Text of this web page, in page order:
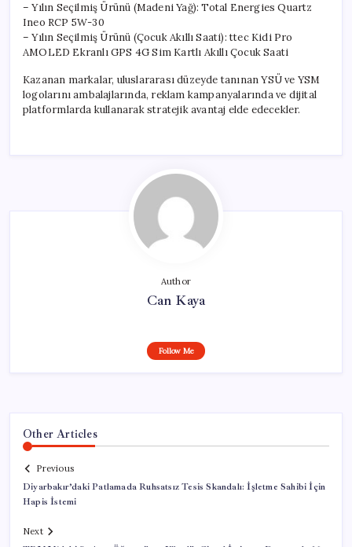
– Yılın Seçilmiş Ürünü (Madeni Yağ): Total Energies Quartz
Ineo RCP 5W-30
– Yılın Seçilmiş Ürünü (Çocuk Akıllı Saati): ttec Kidi Pro
AMOLED Ekranlı GPS 4G Sim Kartlı Akıllı Çocuk Saati
Kazanan markalar, uluslararası düzeyde tanınan YSÜ ve YSM
logolarını ambalajlarında, reklam kampanyalarında ve dijital
platformlarda kullanarak stratejik avantaj elde edecekler.
Author
Can Kaya
Follow Me
Other Articles
Previous
Diyarbakır’daki Patlamada Ruhsatsız Tesis Skandalı: İşletme Sahibi İçin
Hapis İstemi
Next